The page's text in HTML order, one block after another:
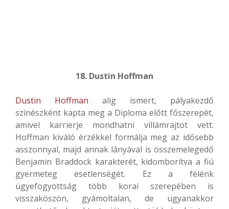
18. Dustin Hoffman
Dustin Hoffman alig ismert, pályakezdő
színészként kapta meg a Diploma előtt főszerepét,
amivel karrierje mondhatni villámrajtot vett.
Hoffman kiváló érzékkel formálja meg az idősebb
asszonnyal, majd annak lányával is összemelegedő
Benjamin Braddock karakterét, kidomborítva a fiú
gyermeteg esetlenségét. Ez a félénk
ügyefogyottság több korai szerepében is
visszaköszön, gyámoltalan, de ugyanakkor